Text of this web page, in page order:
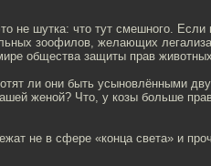
не шутка: что тут смешного.
зоофилов, желающих
общества защиты прав животных
ли они быть усыновлёнными
женой? Что, у козы больше
не в сфере «конца света» и